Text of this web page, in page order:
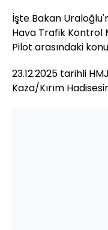
İşte Bakan
Hava Trafik Kontrol
Pilot arasındaki
23.12.2025 tarihli
Kaza/Kırım